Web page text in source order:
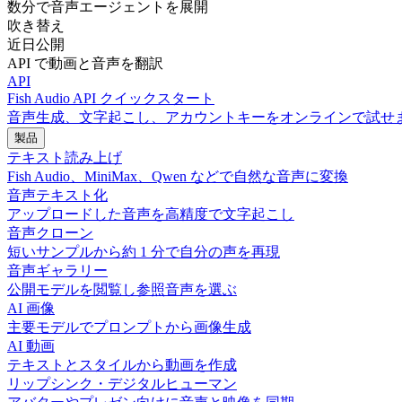
数分で音声エージェントを展開
吹き替え
近日公開
API で動画と音声を翻訳
API
Fish Audio API クイックスタート
音声生成、文字起こし、アカウントキーをオンラインで試せ
製品
テキスト読み上げ
Fish Audio、MiniMax、Qwen などで自然な音声に変換
音声テキスト化
アップロードした音声を高精度で文字起こし
音声クローン
短いサンプルから約 1 分で自分の声を再現
音声ギャラリー
公開モデルを閲覧し参照音声を選ぶ
AI 画像
主要モデルでプロンプトから画像生成
AI 動画
テキストとスタイルから動画を作成
リップシンク・デジタルヒューマン